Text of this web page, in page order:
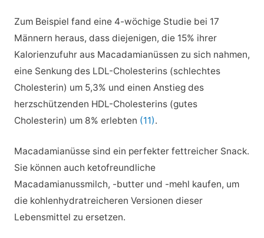
Zum Beispiel fand eine 4-wöchige Studie bei 17
Männern heraus, dass diejenigen, die 15% ihrer
Kalorienzufuhr aus Macadamianüssen zu sich nahmen,
eine Senkung des LDL-Cholesterins (schlechtes
Cholesterin) um 5,3% und einen Anstieg des
herzschützenden HDL-Cholesterins (gutes
Cholesterin) um 8% erlebten (11).
Macadamianüsse sind ein perfekter fettreicher Snack.
Sie können auch ketofreundliche
Macadamianussmilch, -butter und -mehl kaufen, um
die kohlenhydratreicheren Versionen dieser
Lebensmittel zu ersetzen.